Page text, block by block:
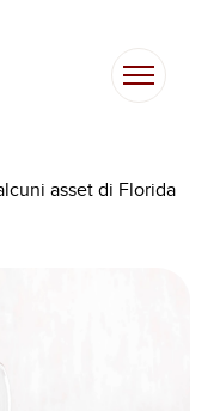
asset di Florida